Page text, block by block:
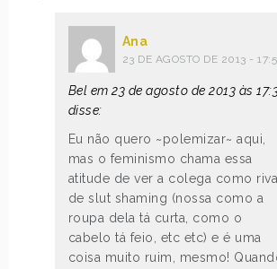
Ana
23 DE AGOSTO DE 2013 -
Bel em 23 de agosto de 2013 às
disse:
Eu não quero ~polemizar~ aqui,
mas o feminismo chama essa
atitude de ver a colega como
de slut shaming (nossa como a
roupa dela tá curta, como o
cabelo tá feio, etc etc) e é uma
coisa muito ruim, mesmo!